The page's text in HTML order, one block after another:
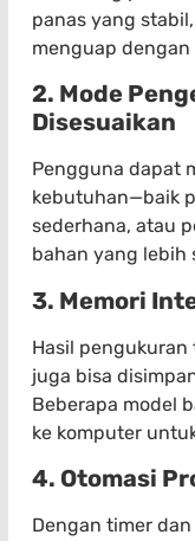
panas yang
menguap dengan
2. Mode
Disesuaikan
Pengguna dapat
kebutuhan—baik
sederhana, atau
bahan yang lebih
3. Memori
Hasil
juga bisa
Beberapa model
ke komputer
4. Otomasi
Dengan timer